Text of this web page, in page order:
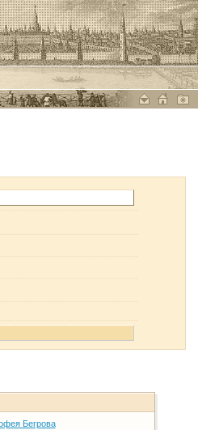
Бегрова